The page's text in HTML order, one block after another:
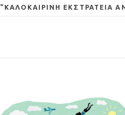
"ΚΑΛΟΚΑΙΡΙΝΉ ΕΚΣΤΡΑΤΕΊΑ